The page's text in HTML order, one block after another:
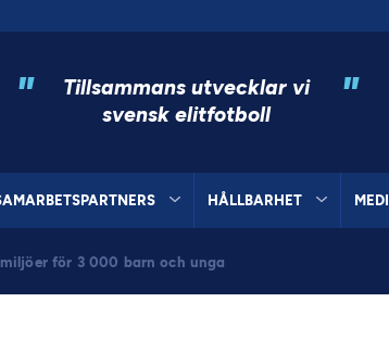
"
Tillsammans utvecklar vi
svensk elitfotboll
"
HÅLLBARHET
för 3 000 barn och unga